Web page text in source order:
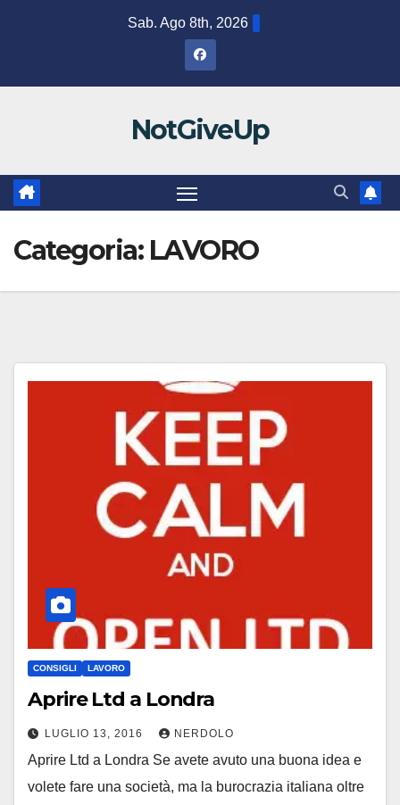
Sab. Ago 8th, 2026
NotGiveUp
Categoria: LAVORO
CONSIGLI LAVORO
Aprire Ltd a Londra
LUGLIO 13, 2016 NERDOLO
Aprire Ltd a Londra Se avete avuto una buona idea e
volete fare una società, ma la burocrazia italiana oltre